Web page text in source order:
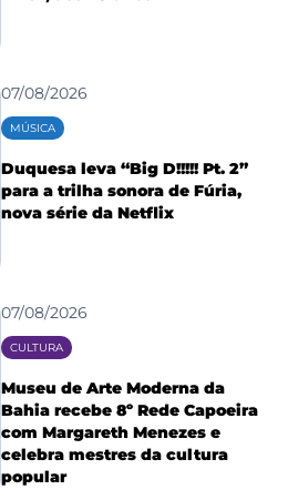
07/08/2026
MÚSICA
Duquesa leva “Big D!!!!! Pt. 2”
para a trilha sonora de Fúria,
nova série da Netflix
07/08/2026
CULTURA
Museu de Arte Moderna da
Bahia recebe 8º Rede Capoeira
com Margareth Menezes e
celebra mestres da cultura
popular